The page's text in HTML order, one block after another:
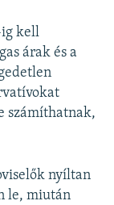
ig kell
árak és a
számíthatnak,
nyíltan
le, miután